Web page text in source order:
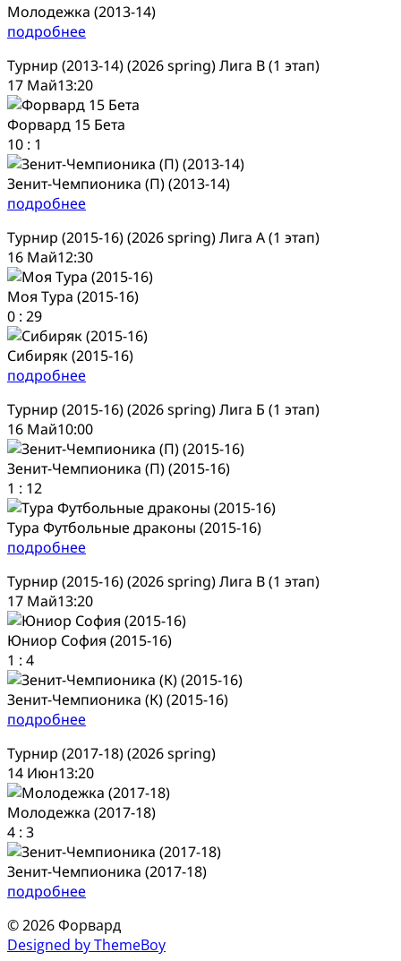
Молодежка (2013-14)
подробнее
Турнир (2013-14) (2026 spring) Лига В (1 этап)
17 Май13:20
Форвард 15 Бета
10 : 1
Зенит-Чемпионика (П) (2013-14)
подробнее
Турнир (2015-16) (2026 spring) Лига А (1 этап)
16 Май12:30
Моя Тура (2015-16)
0 : 29
Сибиряк (2015-16)
подробнее
Турнир (2015-16) (2026 spring) Лига Б (1 этап)
16 Май10:00
Зенит-Чемпионика (П) (2015-16)
1 : 12
Тура Футбольные драконы (2015-16)
подробнее
Турнир (2015-16) (2026 spring) Лига В (1 этап)
17 Май13:20
Юниор София (2015-16)
1 : 4
Зенит-Чемпионика (К) (2015-16)
подробнее
Турнир (2017-18) (2026 spring)
14 Июн13:20
Молодежка (2017-18)
4 : 3
Зенит-Чемпионика (2017-18)
подробнее
© 2026 Форвард
Designed by ThemeBoy